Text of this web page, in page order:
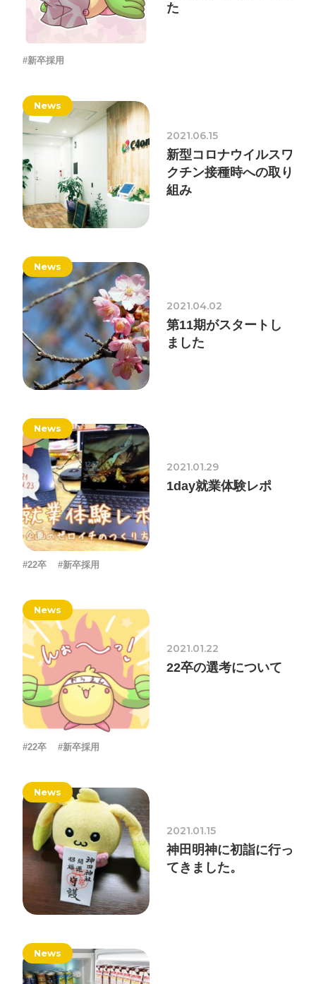
た
#新卒採用
News
2021.06.15
新型コロナウイルスワ
クチン接種時への取り
組み
News
2021.04.02
第11期がスタートし
ました
News
2021.01.29
1day就業体験レポ
#22卒 #新卒採用
News
2021.01.22
22卒の選考について
#22卒 #新卒採用
News
2021.01.15
神田明神に初詣に行っ
てきました。
News